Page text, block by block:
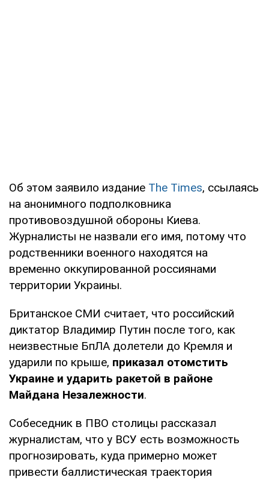
Об этом заявило издание The Times, ссылаясь
на анонимного подполковника
противовоздушной обороны Киева.
Журналисты не назвали его имя, потому что
родственники военного находятся на
временно оккупированной россиянами
территории Украины.
Британское СМИ считает, что российский
диктатор Владимир Путин после того, как
неизвестные БпЛА долетели до Кремля и
ударили по крыше, приказал отомстить
Украине и ударить ракетой в районе
Майдана Незалежности.
Собеседник в ПВО столицы рассказал
журналистам, что у ВСУ есть возможность
прогнозировать, куда примерно может
привести баллистическая траектория